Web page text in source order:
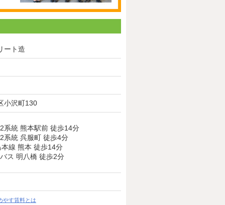
ート造
小沢町130
系統 熊本駅前 徒歩14分
系統 呉服町 徒歩4分
線 熊本 徒歩14分
ス 明八橋 徒歩2分
やす賃料とは